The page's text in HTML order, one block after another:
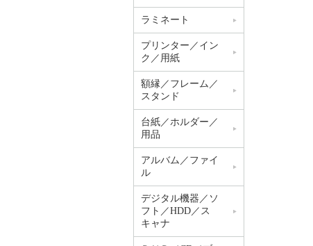
ラミネート
プリンター／イン
ク／用紙
額縁／フレーム／
スタンド
台紙／ホルダー／
用品
アルバム／ファイ
ル
デジタル機器／ソ
フト／HDD／ス
キャナ